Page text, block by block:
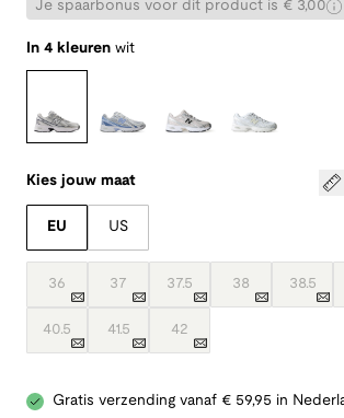
Je spaarbonus voor dit product is € 3,00
In 4 kleuren wit
Kies jouw maat
EU US
36 37 37.5 38 38.5
40.5 41.5 42
Gratis verzending vanaf € 59,95 in